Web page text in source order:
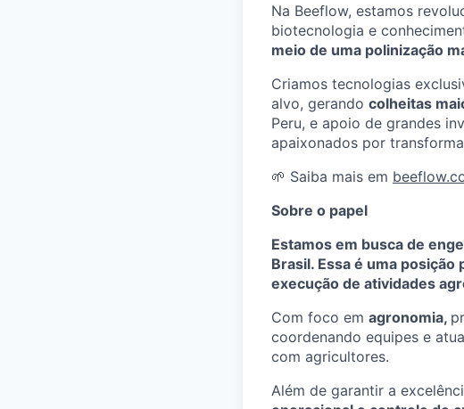
Na Beeflow, estamos
biotecnologia e
meio de uma polinização
Criamos tecnologias
alvo, gerando colheitas
Peru, e apoio de grandes
apaixonados por
🌱 Saiba mais em
Sobre o papel
Estamos em busca de
Brasil. Essa é uma
execução de atividades
Com foco em agronomia,
coordenando equipes e
com agricultores.
Além de garantir a